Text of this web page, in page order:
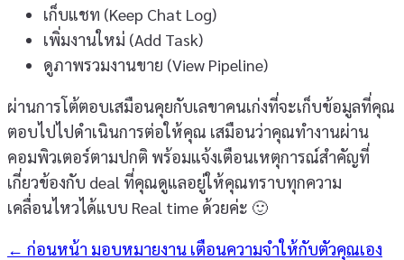
เก็บแชท (Keep Chat Log)
เพิ่มงานใหม่ (Add Task)
ดูภาพรวมงานขาย (View Pipeline)
ผ่านการโต้ตอบเสมือนคุยกับเลขาคนเก่งที่จะเก็บข้อมูลที่คุณ
ตอบไปไปดำเนินการต่อให้คุณ เสมือนว่าคุณทำงานผ่าน
คอมพิวเตอร์ตามปกติ พร้อมแจ้งเตือนเหตุการณ์สำคัญที่
เกี่ยวข้องกับ deal ที่คุณดูแลอยู่ให้คุณทราบทุกความ
เคลื่อนไหวได้แบบ Real time ด้วยค่ะ 🙂
← ก่อนหน้า มอบหมายงาน เตือนความจำให้กับตัวคุณเอง